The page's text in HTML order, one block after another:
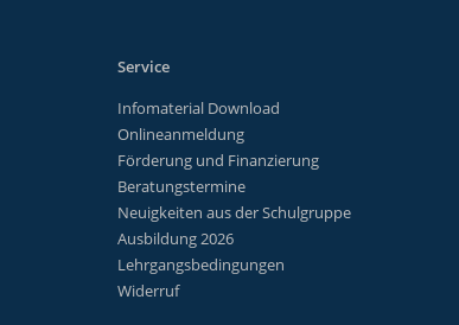
Service
Infomaterial Download
Onlineanmeldung
Förderung und Finanzierung
Beratungstermine
Neuigkeiten aus der Schulgruppe
Ausbildung 2026
Lehrgangsbedingungen
Widerruf